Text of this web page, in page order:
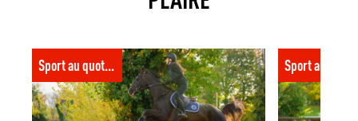
Obstacle de cross : les bases pour
progresser à cheval
Sport au quotidien
Cross
conseils